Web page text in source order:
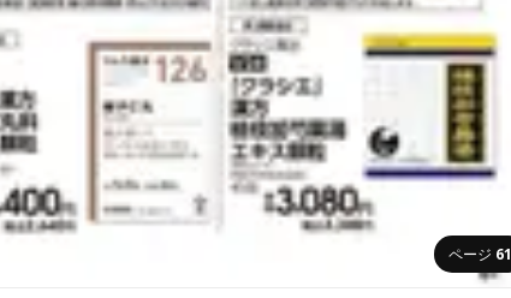
ページ 61